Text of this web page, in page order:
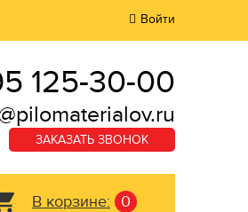
Войти
125-30-00
ЗАКАЗАТЬ ЗВОНОК
В корзине: 0